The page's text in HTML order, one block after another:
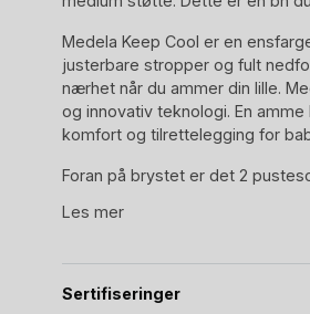
Medela Keep Cool er en
justerbare stropper og fult
nærhet når du ammer din lille.
og innovativ teknologi. En
komfort og tilrettelegging for
Foran på brystet er det 2
Quick Dry ™ teknologi. Det vil si
sannsynligvis vil forandre seg
ammeperioden, vil Medela
Les mer
Sertifiseringer